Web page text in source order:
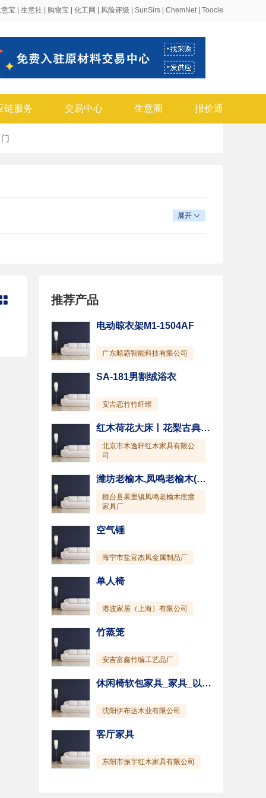
宝 生意社 购物宝 化工网 风险评级 SunSirs ChemNet| Toocle
链服务 交易中心 生意圈 报价通
门
展开 
推荐产品
电动晾衣架M1-1504AF
广东晾霸智能科技有限公司
SA-181男割绒浴衣
安吉恋竹竹纤维
红木荷花大床丨花梨古典大床丨北京明清床
北京市木逸轩红木家具有限公
司
潍坊老榆木,凤鸣老榆木(图),老榆木家具
桓台县果里镇凤鸣老榆木疙瘩
家具厂
空气锤
海宁市盐官杰凤金属制品厂
单人椅
港波家居（上海）有限公司
竹蒸笼
安吉富鑫竹编工艺品厂
休闲椅软包家具_家具_以美家居(图)
沈阳伊布达木业有限公司
客厅家具
东阳市振宇红木家具有限公司